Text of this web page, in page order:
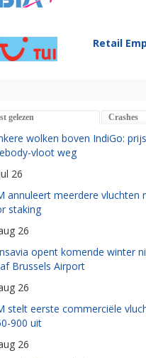
Retail
gelezen Crashes
wolken boven IndiGo:
vloot weg
26
annuleert meerdere vluchten
staking
26
opent komende winter
Brussels Airport
26
stelt eerste commerciële
900 uit
26